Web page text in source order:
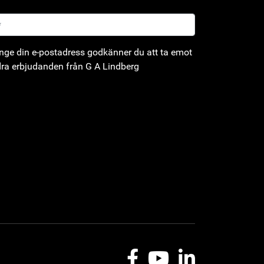
din e-postadress godkänner du att ta emot
erbjudanden från G A Lindberg
FacebookYoutubeLinkedIn